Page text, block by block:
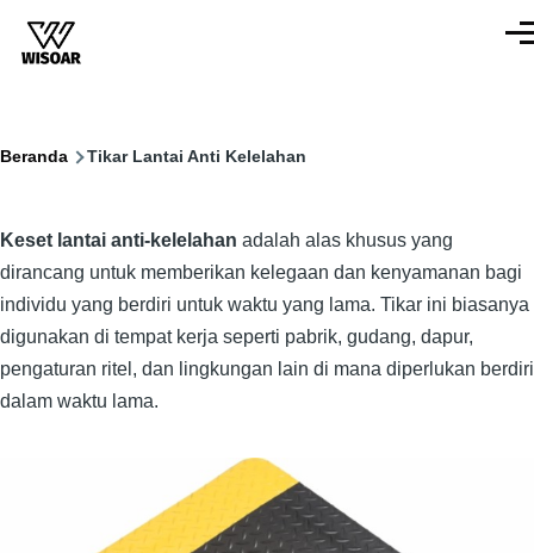
Breadcrumb
Beranda Tikar Lantai Anti Kelelahan
Keset lantai anti-kelelahan adalah alas khusus yang
dirancang untuk memberikan kelegaan dan kenyamanan bagi
individu yang berdiri untuk waktu yang lama. Tikar ini biasanya
digunakan di tempat kerja seperti pabrik, gudang, dapur,
pengaturan ritel, dan lingkungan lain di mana diperlukan berdiri
dalam waktu lama.